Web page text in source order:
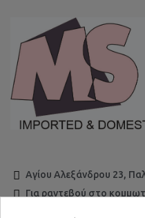
Αγίου Αλεξάνδρου 23,
Για ραντεβού στο